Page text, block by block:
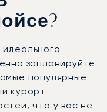
запланируйте
популярные
курорт
что у вас не